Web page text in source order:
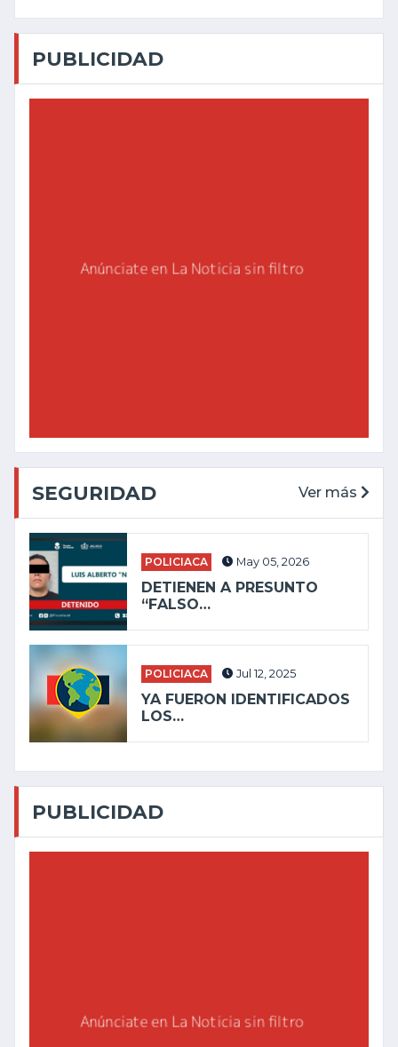
PUBLICIDAD
SEGURIDAD Ver más
POLICIACA May 05, 2026
DETIENEN A PRESUNTO
“FALSO…
POLICIACA Jul 12, 2025
YA FUERON IDENTIFICADOS
LOS…
PUBLICIDAD